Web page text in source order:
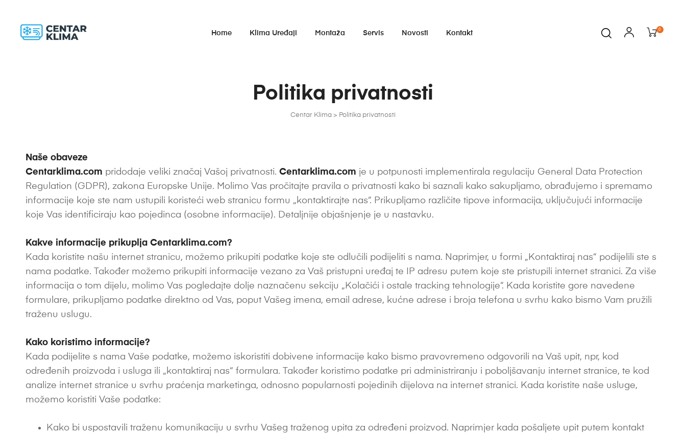
Home Klima Uređaji Montaža Servis Novosti Kontakt
0
Centar Klima > Politika privatnosti
Politika privatnosti
Naše obaveze
Centarklima.com pridodaje veliki značaj Vašoj privatnosti. Centarklima.com je u potpunosti implementirala regulaciju General Data Protection
Regulation (GDPR), zakona Europske Unije. Molimo Vas pročitajte pravila o privatnosti kako bi saznali kako sakupljamo, obrađujemo i spremamo
informacije koje ste nam ustupili koristeći web stranicu formu „kontaktirajte nas“. Prikupljamo različite tipove informacija, uključujući informacije
koje Vas identificiraju kao pojedinca (osobne informacije). Detaljnije objašnjenje je u nastavku.
Kakve informacije prikuplja Centarklima.com?
Kada koristite našu internet stranicu, možemo prikupiti podatke koje ste odlučili podijeliti s nama. Naprimjer, u formi „Kontaktiraj nas“ podijelili ste s
nama podatke. Također možemo prikupiti informacije vezano za Vaš pristupni uređaj te IP adresu putem koje ste pristupili internet stranici. Za više
informacija o tom dijelu, molimo Vas pogledajte dolje naznačenu sekciju „Kolačići i ostale tracking tehnologije“. Kada koristite gore navedene
formulare, prikupljamo podatke direktno od Vas, poput Vašeg imena, email adrese, kućne adrese i broja telefona u svrhu kako bismo Vam pružili
traženu uslugu.
Kako koristimo informacije?
Kada podijelite s nama Vaše podatke, možemo iskoristiti dobivene informacije kako bismo pravovremeno odgovorili na Vaš upit, npr, kod
određenih proizvoda i usluga ili „kontaktiraj nas“ formulara. Također koristimo podatke pri administriranju i poboljšavanju internet stranice, te kod
analize internet stranice u svrhu praćenja marketinga, odnosno popularnosti pojedinih dijelova na internet stranici. Kada koristite naše usluge,
možemo koristiti Vaše podatke:
Kako bi uspostavili traženu komunikaciju u svrhu Vašeg traženog upita za određeni proizvod. Naprimjer kada pošaljete upit putem kontakt